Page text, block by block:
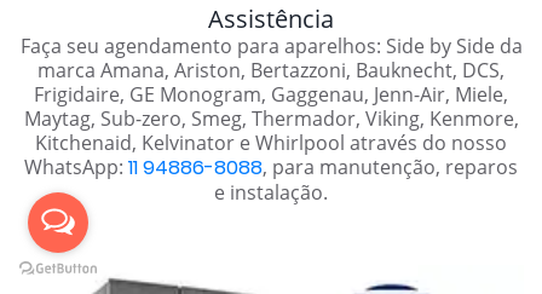
Assistência
Faça seu agendamento para aparelhos: Side by Side da
marca Amana, Ariston, Bertazzoni, Bauknecht, DCS,
Frigidaire, GE Monogram, Gaggenau, Jenn-Air, Miele,
Maytag, Sub-zero, Smeg, Thermador, Viking, Kenmore,
Kitchenaid, Kelvinator e Whirlpool através do nosso
WhatsApp: 11 94886-8088, para manutenção, reparos
e instalação.